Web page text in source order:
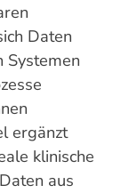
Daten
Systemen
ergänzt
klinische
aus